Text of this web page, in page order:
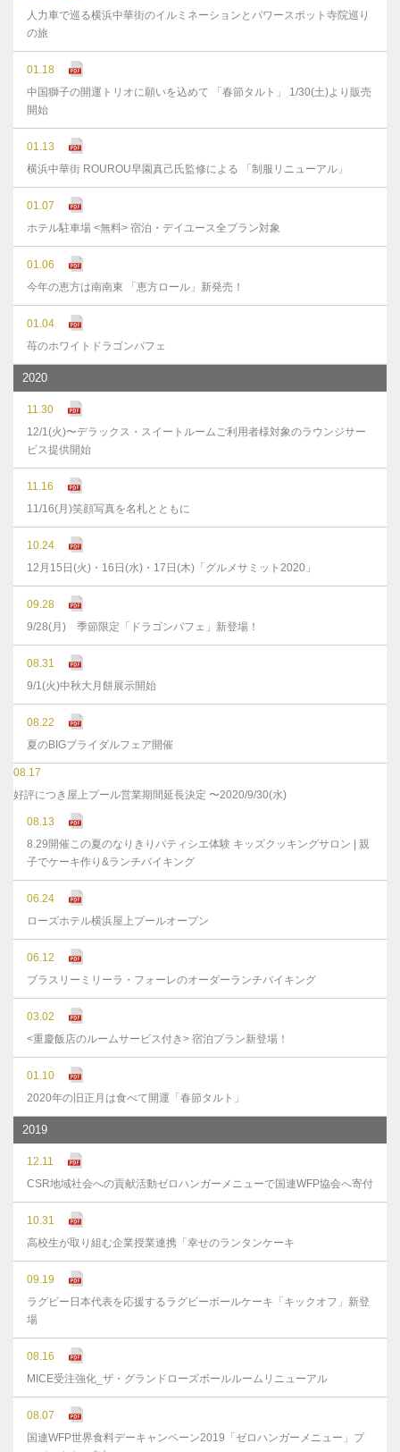
人力車で巡る横浜中華街のイルミネーションとパワースポット寺院巡り
の旅
01.18
中国獅子の開運トリオに願いを込めて 「春節タルト」 1/30(土)より販売
開始
01.13
横浜中華街 ROUROU早園真己氏監修による 「制服リニューアル」
01.07
ホテル駐車場 <無料> 宿泊・デイユース全プラン対象
01.06
今年の恵方は南南東 「恵方ロール」新発売！
01.04
苺のホワイトドラゴンパフェ
2020
11.30
12/1(火)〜デラックス・スイートルームご利用者様対象のラウンジサー
ビス提供開始
11.16
11/16(月)笑顔写真を名札とともに
10.24
12月15日(火)・16日(水)・17日(木)「グルメサミット2020」
09.28
9/28(月) 季節限定「ドラゴンパフェ」新登場！
08.31
9/1(火)中秋大月餅展示開始
08.22
夏のBIGブライダルフェア開催
08.17
好評につき屋上プール営業期間延長決定 〜2020/9/30(水)
08.13
8.29開催この夏のなりきりパティシエ体験 キッズクッキングサロン | 親
子でケーキ作り&ランチバイキング
06.24
ローズホテル横浜屋上プールオープン
06.12
ブラスリーミリーラ・フォーレのオーダーランチバイキング
03.02
<重慶飯店のルームサービス付き> 宿泊プラン新登場！
01.10
2020年の旧正月は食べて開運「春節タルト」
2019
12.11
CSR地域社会への貢献活動ゼロハンガーメニューで国連WFP協会へ寄付
10.31
高校生が取り組む企業授業連携「幸せのランタンケーキ
09.19
ラグビー日本代表を応援するラグビーボールケーキ「キックオフ」新登
場
08.16
MICE受注強化_ザ・グランドローズボールルームリニューアル
08.07
国連WFP世界食料デーキャンペーン2019「ゼロハンガーメニュー」プ